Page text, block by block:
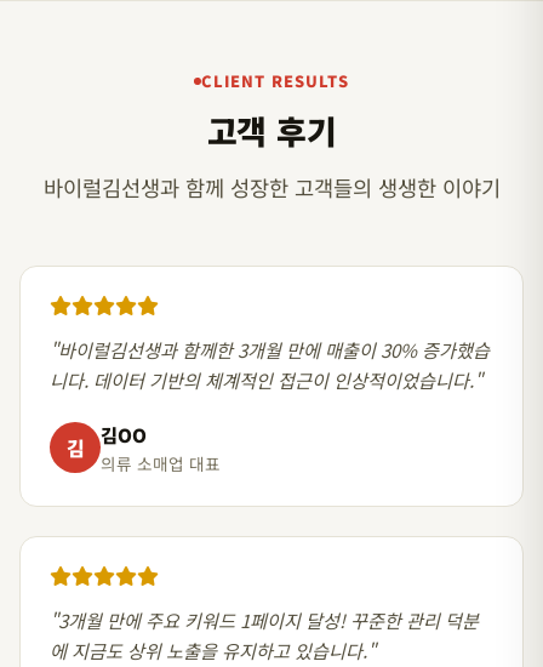
CLIENT RESULTS
고객 후기
바이럴김선생과 함께 성장한 고객들의 생생한 이야기
"바이럴김선생과 함께한 3개월 만에 매출이 30% 증가했습
니다. 데이터 기반의 체계적인 접근이 인상적이었습니다."
김 김OO
의류 소매업 대표
"3개월 만에 주요 키워드 1페이지 달성! 꾸준한 관리 덕분
에 지금도 상위 노출을 유지하고 있습니다."